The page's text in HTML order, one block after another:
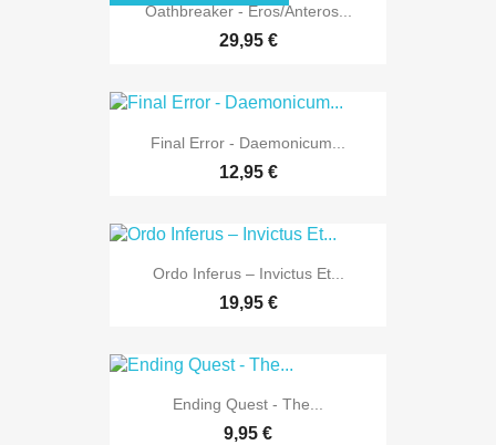
Oathbreaker - Eros/Anteros...
29,95 €
Final Error - Daemonicum...
12,95 €
Ordo Inferus – Invictus Et...
19,95 €
Ending Quest - The...
9,95 €